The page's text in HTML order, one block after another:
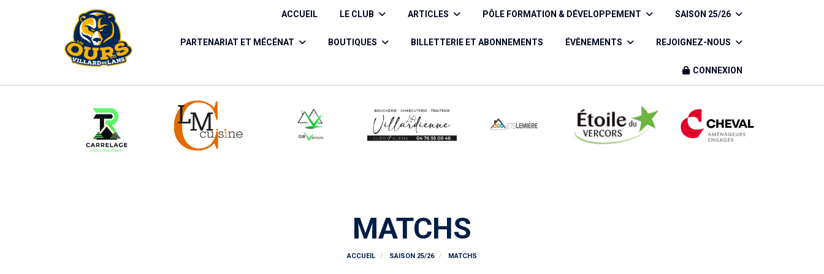
ACCUEIL LE CLUB ARTICLES PÔLE FORMATION & DÉVELOPPEMENT SAISON 25/26
PARTENARIAT ET MÉCÉNAT BOUTIQUES BILLETTERIE ET ABONNEMENTS ÉVÈNEMENTS REJOIGNEZ-NOUS
CONNEXION
MATCHS
ACCUEIL SAISON 25/26 MATCHS
Panneau de gestion des cookies